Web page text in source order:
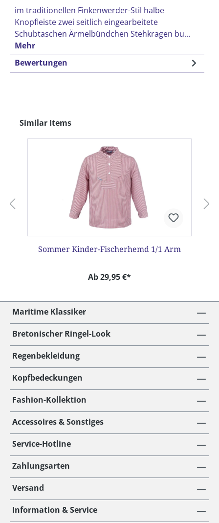
im traditionellen Finkenwerder-Stil halbe
Knopfleiste zwei seitlich eingearbeitete
Schubtaschen Ärmelbündchen Stehkragen bu…
Mehr
Bewertungen
Produktgalerie überspringen
Similar Items
Sommer Kinder-Fischerhemd 1/1 Arm
Ab 29,95 €*
Maritime Klassiker
Bretonischer Ringel-Look
Regenbekleidung
Kopfbedeckungen
Fashion-Kollektion
Accessoires & Sonstiges
Service-Hotline
Zahlungsarten
Versand
Information & Service